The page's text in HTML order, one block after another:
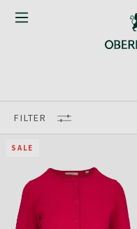
FILTER
SALE